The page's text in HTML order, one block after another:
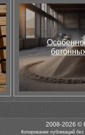
2008-2026 ©
Копирование публикаций